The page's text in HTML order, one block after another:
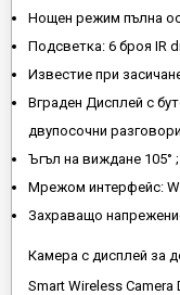
Нощен режим пълна
Подсветка: 6 броя IR
Известие при
Вграден Дисплей с
двупосочни
Ъгъл на виждане 105° ;
Мрежом интерфейс:
Захраващо
Камера с дисплей за
Smart Wireless